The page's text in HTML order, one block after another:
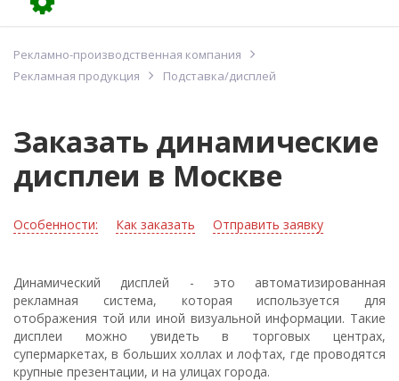
Рекламно-производственная компания
Рекламная продукция
Подставка/дисплей
Заказать динамические
дисплеи в Москве
Особенности: Как заказать Отправить заявку
Динамический дисплей - это автоматизированная
рекламная система, которая используется для
отображения той или иной визуальной информации. Такие
дисплеи можно увидеть в торговых центрах,
супермаркетах, в больших холлах и лофтах, где проводятся
крупные презентации, и на улицах города.